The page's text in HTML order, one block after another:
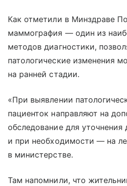
Как отметили в Минздраве
маммография — один из
методов диагностики,
патологические изменения
на ранней стадии.
«При выявлении
пациенток направляют на
обследование для уточнения
и при необходимости — на
в министерстве.
Там напомнили, что